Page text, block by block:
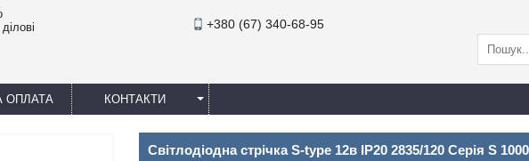
+380 (67) 340-68-95
ОПЛАТА КОНТАКТИ
Світлодіодна стрічка S-type 12в IP20 2835/120 Серія S